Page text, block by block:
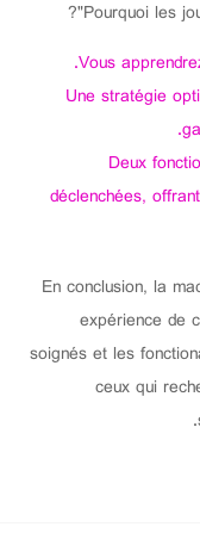
Pourquoi les
Vous
Une stratégie
Deux
déclenchées,
En conclusion, la
expérience de
soignés et les
ceux qui